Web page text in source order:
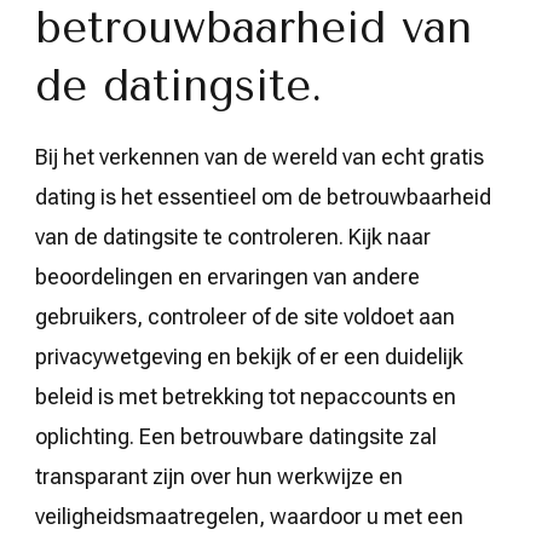
betrouwbaarheid van
de datingsite.
Bij het verkennen van de wereld van echt gratis
dating is het essentieel om de betrouwbaarheid
van de datingsite te controleren. Kijk naar
beoordelingen en ervaringen van andere
gebruikers, controleer of de site voldoet aan
privacywetgeving en bekijk of er een duidelijk
beleid is met betrekking tot nepaccounts en
oplichting. Een betrouwbare datingsite zal
transparant zijn over hun werkwijze en
veiligheidsmaatregelen, waardoor u met een